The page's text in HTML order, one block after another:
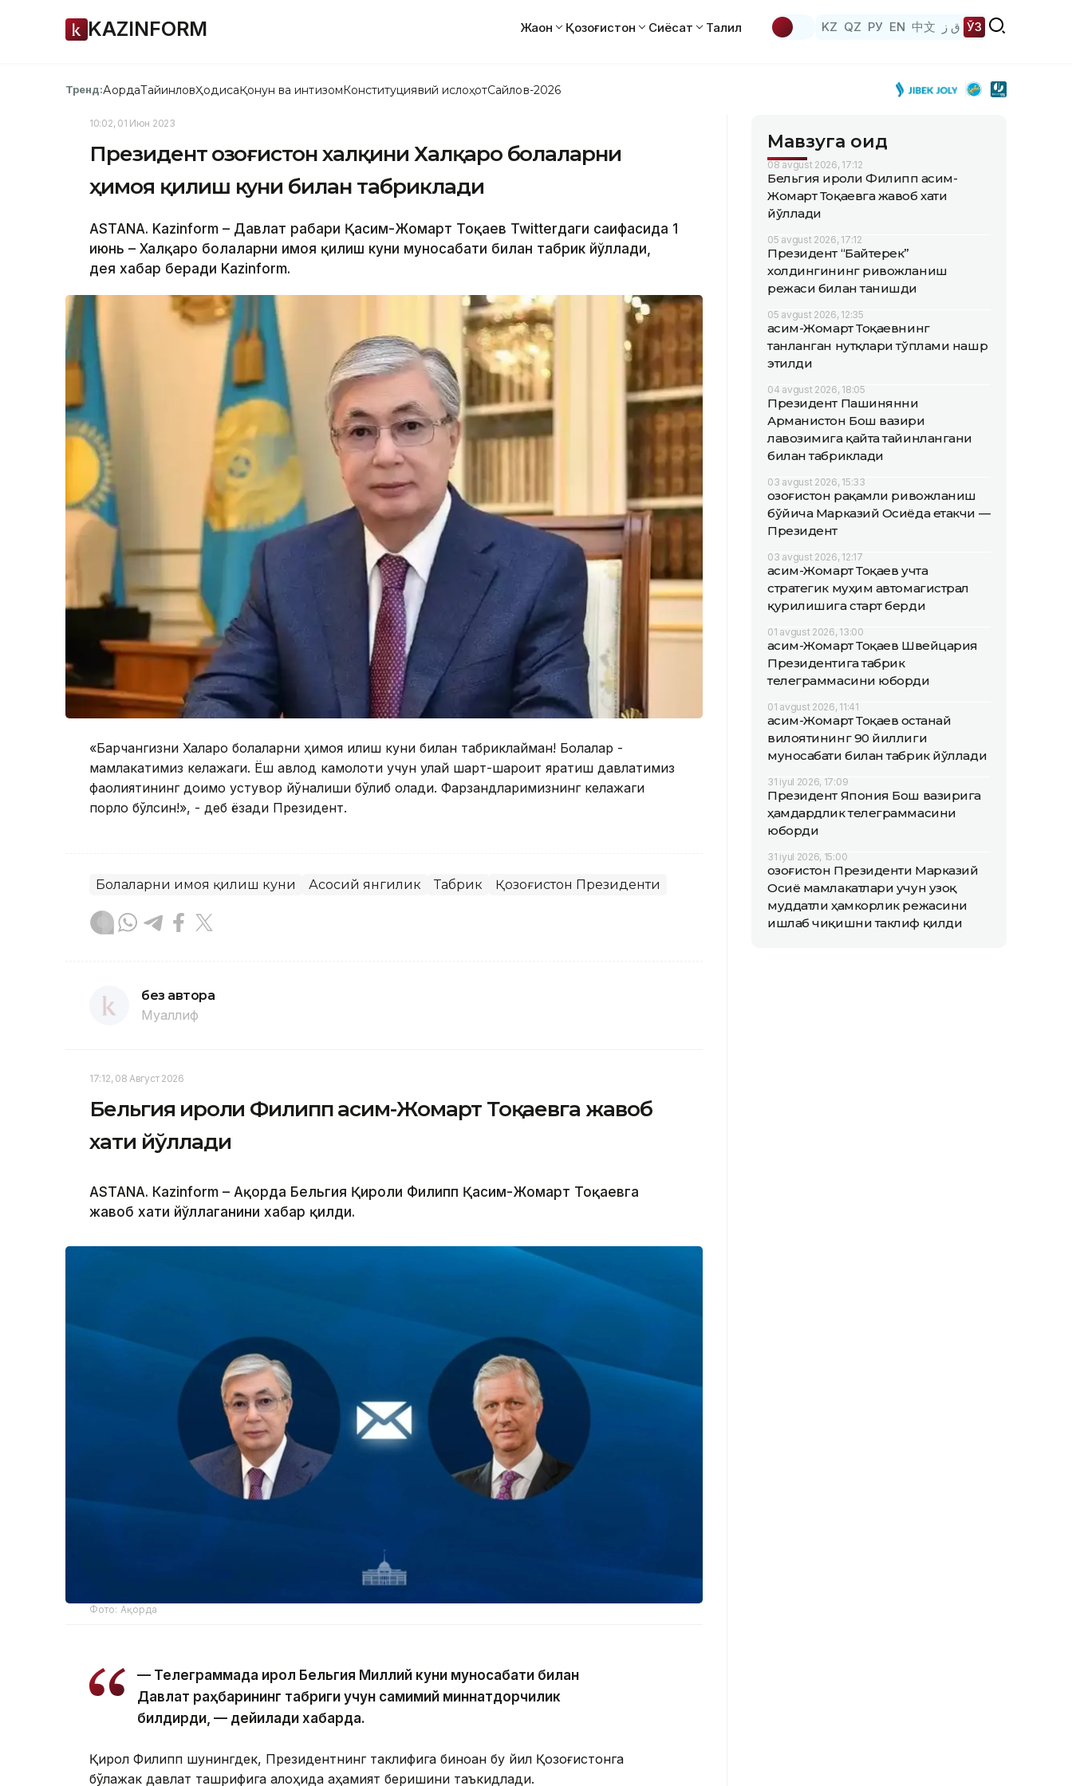
KAZINFORM Жаҳон Қозоғистон Сиёсат Таҳлил KZ QZ РУ EN 中文 ق ز ЎЗ
Тренд:АқордаТайинловҲодисаҚонун ва интизомКонституциявий ислоҳотСайлов-2026
10:02, 01 Июн 2023
Президент Қозоғистон халқини Халқаро болаларни
ҳимоя қилиш куни билан табриклади
ASTANA. Kazinform – Давлат раҳбари Қасим-Жомарт Тоқаев Twitterдаги саҳифасида 1
июнь – Халқаро болаларни ҳимоя қилиш куни муносабати билан табрик йўллади,
дея хабар беради Kazinform.
«Барчангизни Халқаро болаларни ҳимоя қилиш куни билан табриклайман! Болалар -
мамлакатимиз келажаги. Ёш авлод камолоти учун қулай шарт-шароит яратиш давлатимиз
фаолиятининг доимо устувор йўналиши бўлиб қолади. Фарзандларимизнинг келажаги
порлоқ бўлсин!», - деб ёзади Президент.
Болаларни ҳимоя қилиш куни Асосий янгилик Табрик Қозоғистон Президенти
без автора
Муаллиф
17:12, 08 Август 2026
Бельгия Қироли Филипп Қасим-Жомарт Тоқаевга жавоб
хати йўллади
ASTANА. Кazinform – Ақорда Бельгия Қироли Филипп Қасим-Жомарт Тоқаевга
жавоб хати йўллаганини хабар қилди.
Фото: Ақорда
— Телеграммада Қирол Бельгия Миллий куни муносабати билан
Давлат раҳбарининг табриги учун самимий миннатдорчилик
билдирди, — дейилади хабарда.
Қирол Филипп шунингдек, Президентнинг таклифига биноан бу йил Қозоғистонга
бўлажак давлат ташрифига алоҳида аҳамият беришини таъкидлади.
Мавзуга оид
08 avgust 2026, 17:12
Бельгия Қироли Филипп Қасим-
Жомарт Тоқаевга жавоб хати
йўллади
05 avgust 2026, 17:12
Президент “Байтерек”
холдингининг ривожланиш
режаси билан танишди
05 avgust 2026, 12:35
Қасим-Жомарт Тоқаевнинг
танланган нутқлари тўплами нашр
этилди
04 avgust 2026, 18:05
Президент Пашинянни
Арманистон Бош вазири
лавозимига қайта тайинлангани
билан табриклади
03 avgust 2026, 15:33
Қозоғистон рақамли ривожланиш
бўйича Марказий Осиёда етакчи —
Президент
03 avgust 2026, 12:17
Қасим-Жомарт Тоқаев учта
стратегик муҳим автомагистрал
қурилишига старт берди
01 avgust 2026, 13:00
Қасим-Жомарт Тоқаев Швейцария
Президентига табрик
телеграммасини юборди
01 avgust 2026, 11:41
Қасим-Жомарт Тоқаев Қостанай
вилоятининг 90 йиллиги
муносабати билан табрик йўллади
31 iyul 2026, 17:09
Президент Япония Бош вазирига
ҳамдардлик телеграммасини
юборди
31 iyul 2026, 15:00
Қозоғистон Президенти Марказий
Осиё мамлакатлари учун узоқ
муддатли ҳамкорлик режасини
ишлаб чиқишни таклиф қилди